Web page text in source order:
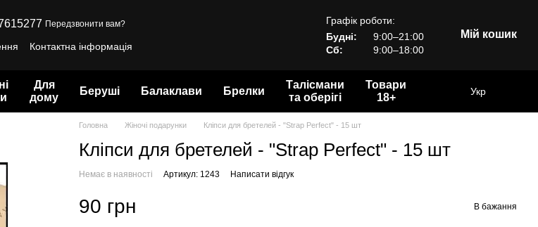
Передзвонити вам?
Контактна інформація
Графік роботи:
Будні:
9:00–21:00
Сб:
9:00–18:00
Мій кошик
Для
дому
Беруші Балаклави Брелки
Талісмани
та оберігі
Товари
18+
Укр
Головна Жіночі подарунки Кліпси для бретелей - "Strap Perfect" - 15 шт
Кліпси для бретелей - "Strap Perfect" - 15 шт
Немає в наявності Артикул: 1243 Написати відгук
90 грн В бажання